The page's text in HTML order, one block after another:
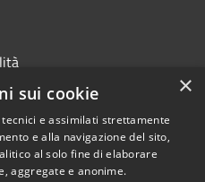
Copyright © 2026 • Comune di
Terralba • Powered by
×
sui cookie
e assimilati strettamente
e alla navigazione del sito,
al solo fine di elaborare
aggregate e anonime.